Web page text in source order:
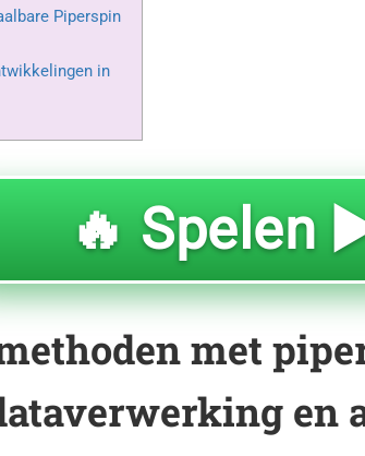
Piperspin
in
🔥 Spelen
met
en